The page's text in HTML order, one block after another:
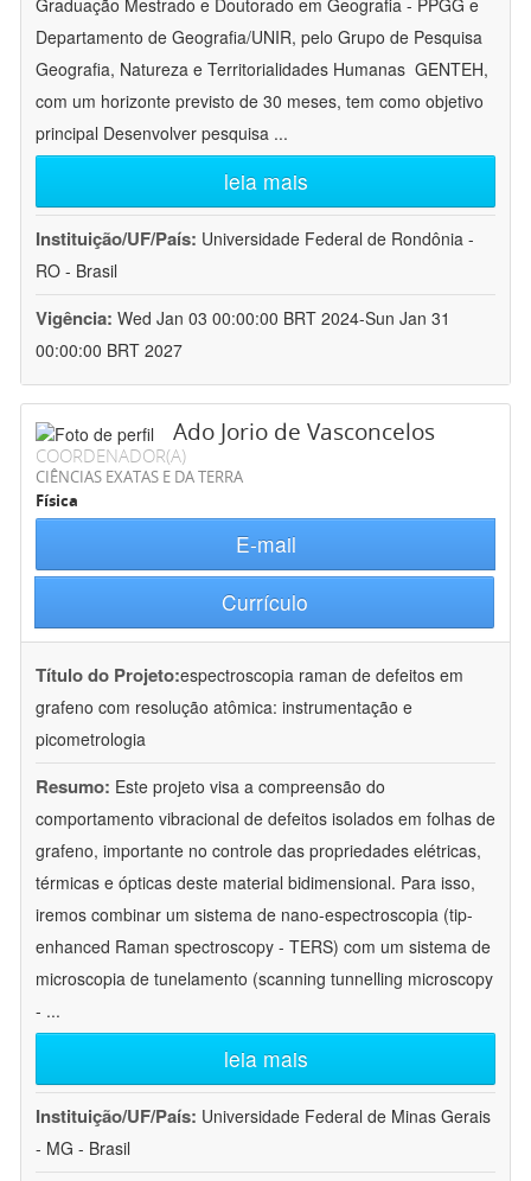
Graduação Mestrado e Doutorado em Geografia - PPGG e
Departamento de Geografia/UNIR, pelo Grupo de Pesquisa
Geografia, Natureza e Territorialidades Humanas  GENTEH,
com um horizonte previsto de 30 meses, tem como objetivo
principal Desenvolver pesquisa ...
leia mais
Instituição/UF/País: Universidade Federal de Rondônia -
RO - Brasil
Vigência: Wed Jan 03 00:00:00 BRT 2024-Sun Jan 31
00:00:00 BRT 2027
Ado Jorio de Vasconcelos
COORDENADOR(A)
CIÊNCIAS EXATAS E DA TERRA
Física
E-mail
Currículo
Título do Projeto:espectroscopia raman de defeitos em
grafeno com resolução atômica: instrumentação e
picometrologia
Resumo: Este projeto visa a compreensão do
comportamento vibracional de defeitos isolados em folhas de
grafeno, importante no controle das propriedades elétricas,
térmicas e ópticas deste material bidimensional. Para isso,
iremos combinar um sistema de nano-espectroscopia (tip-
enhanced Raman spectroscopy - TERS) com um sistema de
microscopia de tunelamento (scanning tunnelling microscopy
- ...
leia mais
Instituição/UF/País: Universidade Federal de Minas Gerais
- MG - Brasil